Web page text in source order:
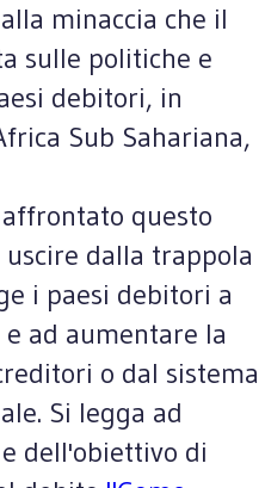
minaccia che il
sulle politiche e
debitori, in
Sub Sahariana,
questo
dalla trappola
i paesi debitori a
ad aumentare la
o dal sistema
Si legga ad
dell'obiettivo di